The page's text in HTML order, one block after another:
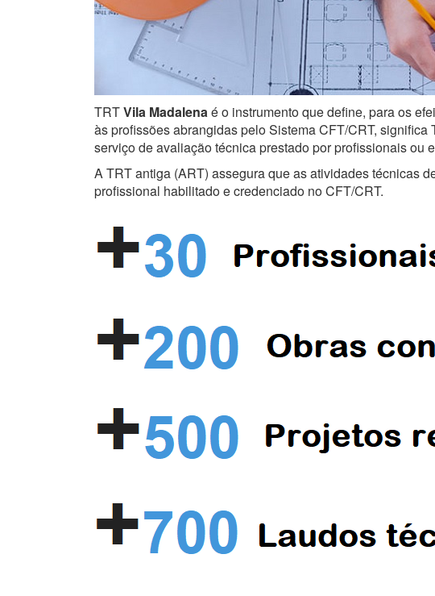
TRTVila Madalenaé o instrumento que define, para os
às profissões abrangidas pelo Sistema CFT/CRT,
serviço de avaliação técnica prestado por profissionais ou
A TRT antiga (ART) assegura que as atividades técnicas
profissional habilitado e credenciado no CFT/CRT.